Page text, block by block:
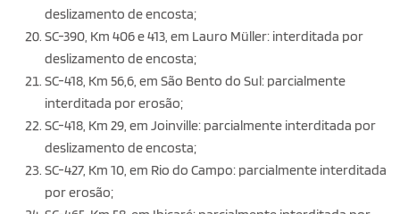
deslizamento de encosta;
SC-390, Km 406 e 413, em Lauro Müller: interditada por
deslizamento de encosta;
SC-418, Km 56,6, em São Bento do Sul: parcialmente
interditada por erosão;
SC-418, Km 29, em Joinville: parcialmente interditada por
deslizamento de encosta;
SC-427, Km 10, em Rio do Campo: parcialmente interditada
por erosão;